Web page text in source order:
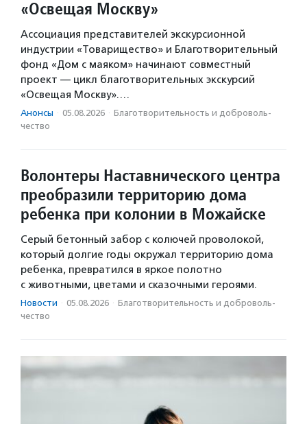
«Освещая Москву»
Ассоциация представителей экскурсионной
индустрии «Товарищество» и Благотворительный
фонд «Дом с маяком» начинают совместный
проект — цикл благотворительных экскурсий
«Освещая Москву».…
Анонсы · 05.08.2026 · Благотвори­тель­ность и доброволь­
чест­во
Волонтеры Наставнического центра
преобразили территорию дома
ребенка при колонии в Можайске
Серый бетонный забор с колючей проволокой,
который долгие годы окружал территорию дома
ребенка, превратился в яркое полотно
с животными, цветами и сказочными героями.
Новости · 05.08.2026 · Благотвори­тель­ность и доброволь­
чест­во